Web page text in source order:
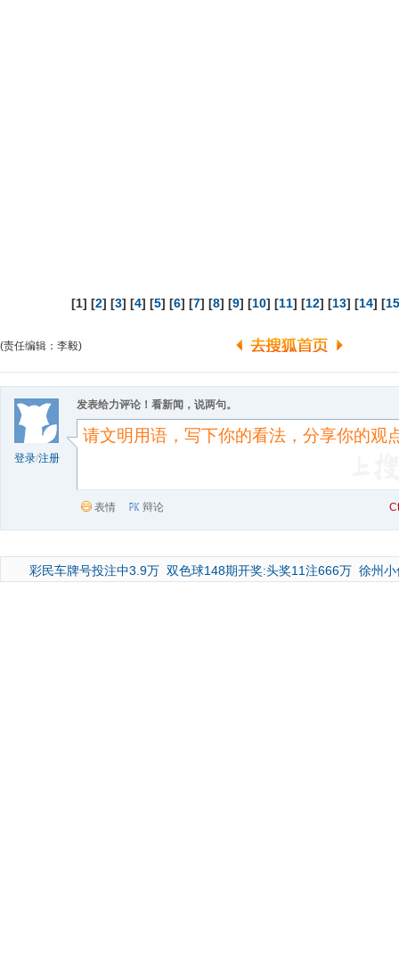
[1] [2] [3] [4] [5] [6] [7] [8] [9] [10] [11] [12] [13] [14] [15
(责任编辑：李毅)
登录/注册
发表给力评论！看新闻，说两句。
表情 辩论
彩民车牌号投注中3.9万 双色球148期开奖:头奖11注666万 徐州